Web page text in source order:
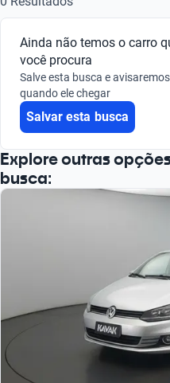
Busque por marca
Busque por modelo
Busque por versão
Ainda não temos o carro
você procura
Salve esta busca e avisaremos
quando ele chegar
Salvar esta busca
Explore outras
busca: